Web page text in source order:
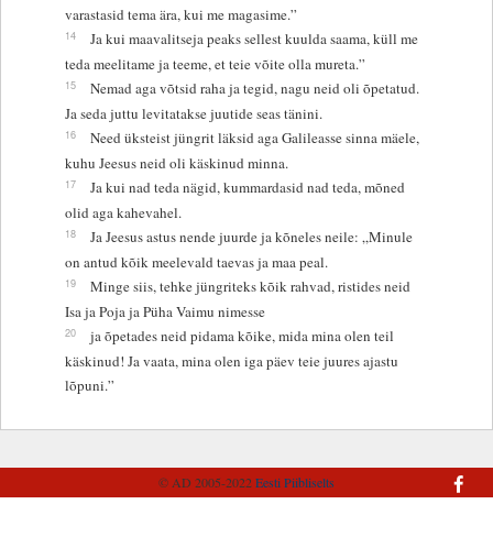
varastasid tema ära, kui me magasime.”
14
Ja kui maavalitseja peaks sellest kuulda saama, küll me
teda meelitame ja teeme, et teie võite olla mureta.”
15
Nemad aga võtsid raha ja tegid, nagu neid oli õpetatud.
Ja seda juttu levitatakse juutide seas tänini.
16
Need üksteist jüngrit läksid aga Galileasse sinna mäele,
kuhu Jeesus neid oli käskinud minna.
17
Ja kui nad teda nägid, kummardasid nad teda, mõned
olid aga kahevahel.
18
Ja Jeesus astus nende juurde ja kõneles neile: „Minule
on antud kõik meelevald taevas ja maa peal.
19
Minge siis, tehke jüngriteks kõik rahvad, ristides neid
Isa ja Poja ja Püha Vaimu nimesse
20
ja õpetades neid pidama kõike, mida mina olen teil
käskinud! Ja vaata, mina olen iga päev teie juures ajastu
lõpuni.”
© AD 2005-2022Eesti Piibliselts